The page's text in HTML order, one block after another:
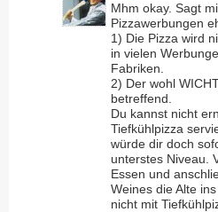
Mhm okay. Sagt
Pizzawerbungen
1) Die Pizza wird
in vielen
Fabriken.
2) Der wohl
betreffend.
Du kannst nicht
Tiefkühlpizza
würde dir doch
unterstes Niveau.
Essen und
Weines die Alte
nicht mit